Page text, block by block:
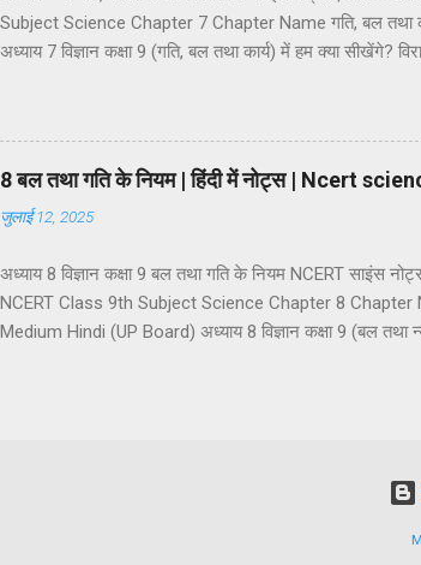
Subject Science Chapter 7 Chapter Name गति, बल
अध्याय 7 विज्ञान कक्षा 9 (गति, बल तथा कार्य) में हम क्या सीखेंगे?
सरल रेखीय गति एक समान गति और आसमान गति एकसमान गति
असमान चाल असमान चाल के प्रकार (a) औसत चाल (b)
वेग के प्रकार ...
8 बल तथा गति के नियम | हिंदी में नोट्स | Ncert
जुलाई 12, 2025
अध्याय 8 विज्ञान कक्षा 9 बल तथा गति के नियम NCERT
NCERT Class 9th Subject Science Chapter 8
Medium Hindi (UP Board) अध्याय 8 विज्ञान कक्षा 9 (बल
अस्पर्शीय बल स्पर्शीय बल अस्पर्शीय बल बलों का वर्गीकरण (1)